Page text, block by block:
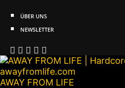
ÜBER UNS
NEWSLETTER
AWAY FROM LIFE